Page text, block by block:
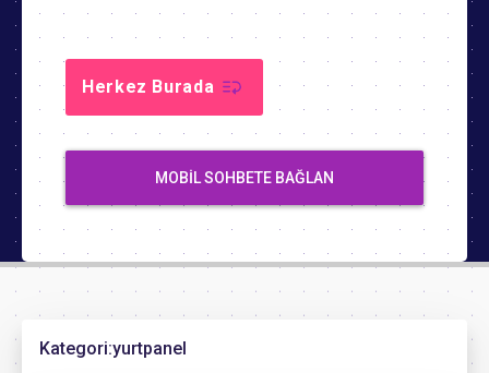
Herkez Burada
MOBIL SOHBETE BAĞLAN
Kategori:yurtpanel